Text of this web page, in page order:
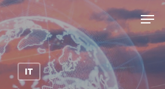
IT